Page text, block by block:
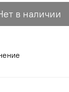
в наличии